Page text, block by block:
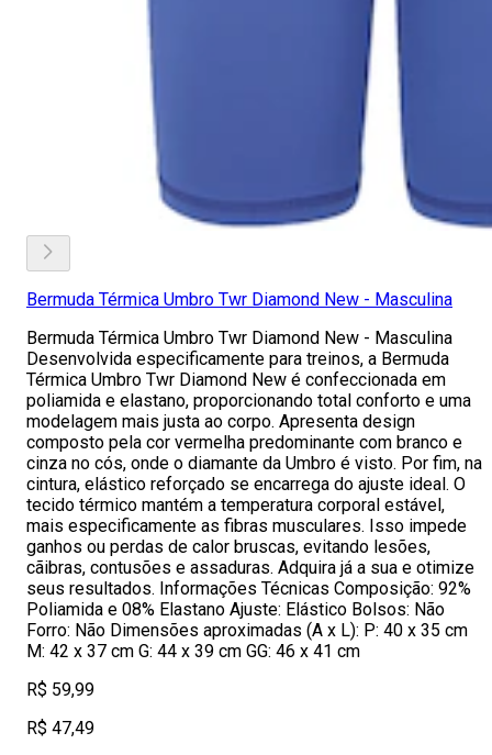
Bermuda Térmica Umbro Twr Diamond New - Masculina
Bermuda Térmica Umbro Twr Diamond New - Masculina
Desenvolvida especificamente para treinos, a Bermuda
Térmica Umbro Twr Diamond New é confeccionada em
poliamida e elastano, proporcionando total conforto e uma
modelagem mais justa ao corpo. Apresenta design
composto pela cor vermelha predominante com branco e
cinza no cós, onde o diamante da Umbro é visto. Por fim, na
cintura, elástico reforçado se encarrega do ajuste ideal. O
tecido térmico mantém a temperatura corporal estável,
mais especificamente as fibras musculares. Isso impede
ganhos ou perdas de calor bruscas, evitando lesões,
cãibras, contusões e assaduras. Adquira já a sua e otimize
seus resultados. Informações Técnicas Composição: 92%
Poliamida e 08% Elastano Ajuste: Elástico Bolsos: Não
Forro: Não Dimensões aproximadas (A x L): P: 40 x 35 cm
M: 42 x 37 cm G: 44 x 39 cm GG: 46 x 41 cm
R$ 59,99
R$ 47,49